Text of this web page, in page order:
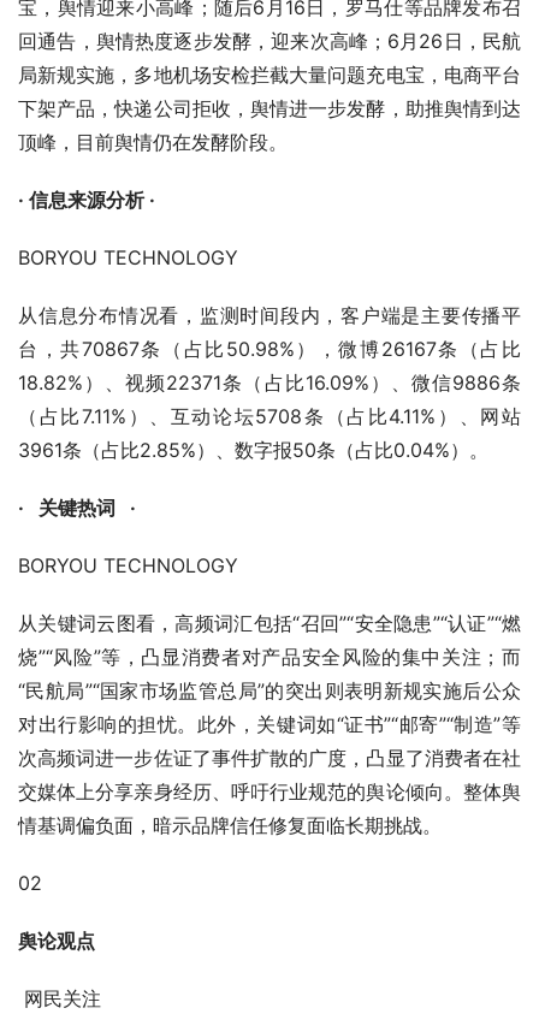
宝，舆情迎来小高峰；随后6月16日，罗马仕等品牌发布召
回通告，舆情热度逐步发酵，迎来次高峰；6月26日，民航
局新规实施，多地机场安检拦截大量问题充电宝，电商平台
下架产品，快递公司拒收，舆情进一步发酵，助推舆情到达
顶峰，目前舆情仍在发酵阶段。
· 信息来源分析 ·
BORYOU TECHNOLOGY
从信息分布情况看，监测时间段内，客户端是主要传播平
台，共70867条（占比50.98%），微博26167条（占比
18.82%）、视频22371条（占比16.09%）、微信9886条
（占比7.11%）、互动论坛5708条（占比4.11%）、网站
3961条（占比2.85%）、数字报50条（占比0.04%）。
·   关键热词   ·
BORYOU TECHNOLOGY
从关键词云图看，高频词汇包括“召回”“安全隐患”“认证”“燃
烧”“风险”等，凸显消费者对产品安全风险的集中关注；而
“民航局”“国家市场监管总局”的突出则表明新规实施后公众
对出行影响的担忧。此外，关键词如“证书”“邮寄”“制造”等
次高频词进一步佐证了事件扩散的广度，凸显了消费者在社
交媒体上分享亲身经历、呼吁行业规范的舆论倾向。整体舆
情基调偏负面，暗示品牌信任修复面临长期挑战。
02
舆论观点
网民关注